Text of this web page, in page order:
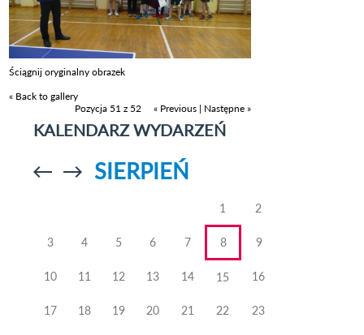
Ściągnij oryginalny obrazek
« Back to gallery
Pozycja 51 z 52
« Previous | Następne »
KALENDARZ WYDARZEŃ
Przejdź doPrzejdź do
SIERPIEŃ
1 2
3 4 5 6 7 8 9
10 11 12 13 14 15 16
17 18 19 20 21 22 23